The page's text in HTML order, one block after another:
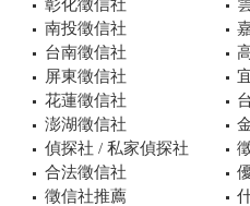
彰化徵信社
南投徵信社
台南徵信社
屏東徵信社
花蓮徵信社
澎湖徵信社
偵探社 / 私家偵探社
合法徵信社
徵信社推薦